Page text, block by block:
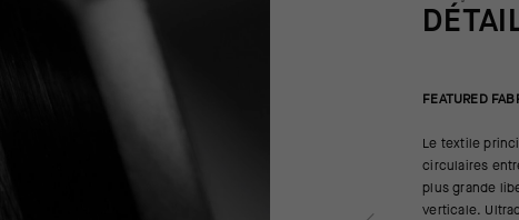
FEATURED
Le textile
circulaires
plus grande
verticale.